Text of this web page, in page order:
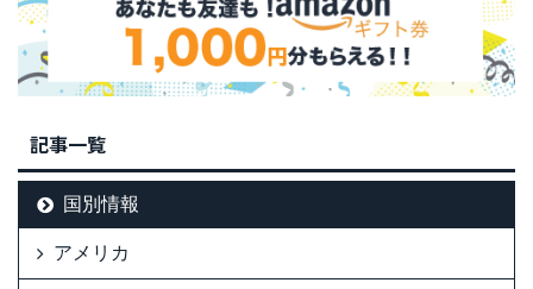
記事一覧
国別情報
アメリカ